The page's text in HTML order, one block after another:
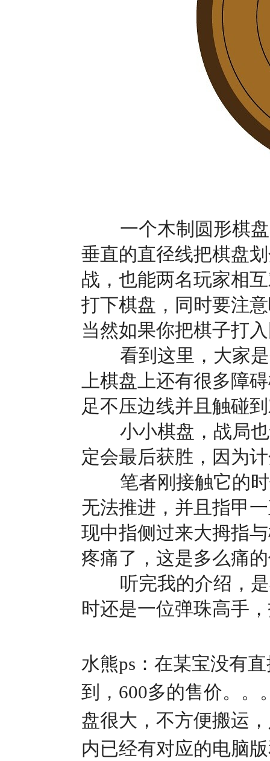
一个木制圆形棋盘
垂直的直径线把棋盘
战，也能两名玩家相
打下棋盘，同时要注
当然如果你把棋子打
看到这里，大家是
上棋盘上还有很多障
足不压边线并且触碰
小小棋盘，战局也
定会最后获胜，因为
笔者刚接触它的时
无法推进，并且指甲
现中指侧过来大拇指
疼痛了，这是多么痛
听完我的介绍，是
时还是一位弹珠高手
水熊ps：在某宝没有
到，600多的售价。。
盘很大，不方便搬运
内已经有对应的电脑